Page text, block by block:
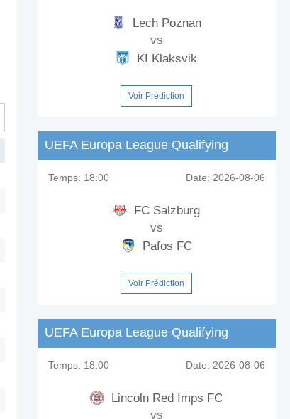
Lech Poznan
vs
KI Klaksvik
Voir Prédiction
UEFA Europa League Qualifying
Temps: 18:00 Date: 2026-08-06
FC Salzburg
vs
Pafos FC
Voir Prédiction
UEFA Europa League Qualifying
Temps: 18:00 Date: 2026-08-06
Lincoln Red Imps FC
vs